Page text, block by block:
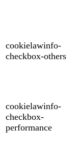
cookielawinfo-
checkbox-others
cookielawinfo-
checkbox-
performance